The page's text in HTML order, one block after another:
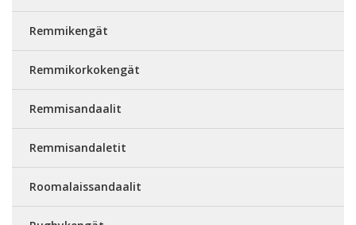
Remmikengät
Remmikorkokengät
Remmisandaalit
Remmisandaletit
Roomalaissandaalit